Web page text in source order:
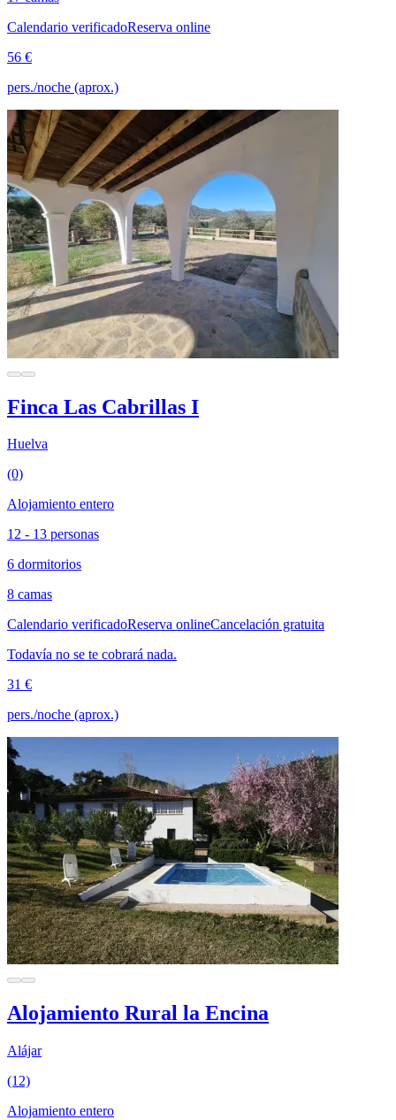
Calendario verificadoReserva online
56 €
pers./noche (aprox.)
Finca Las Cabrillas I
Huelva
(0)
Alojamiento entero
12 - 13 personas
6 dormitorios
8 camas
Calendario verificadoReserva onlineCancelación gratuita
Todavía no se te cobrará nada.
31 €
pers./noche (aprox.)
Alojamiento Rural la Encina
Alájar
(12)
Alojamiento entero